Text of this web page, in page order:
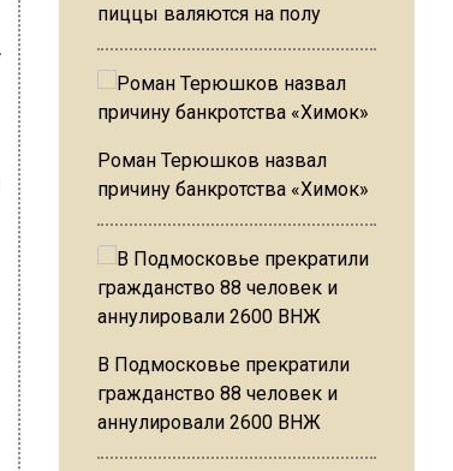
пиццы валяются на полу
Роман Терюшков назвал
причину банкротства «Химок»
В Подмосковье прекратили
гражданство 88 человек и
аннулировали 2600 ВНЖ